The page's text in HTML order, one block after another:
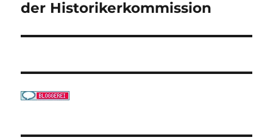
der Historikerkommission